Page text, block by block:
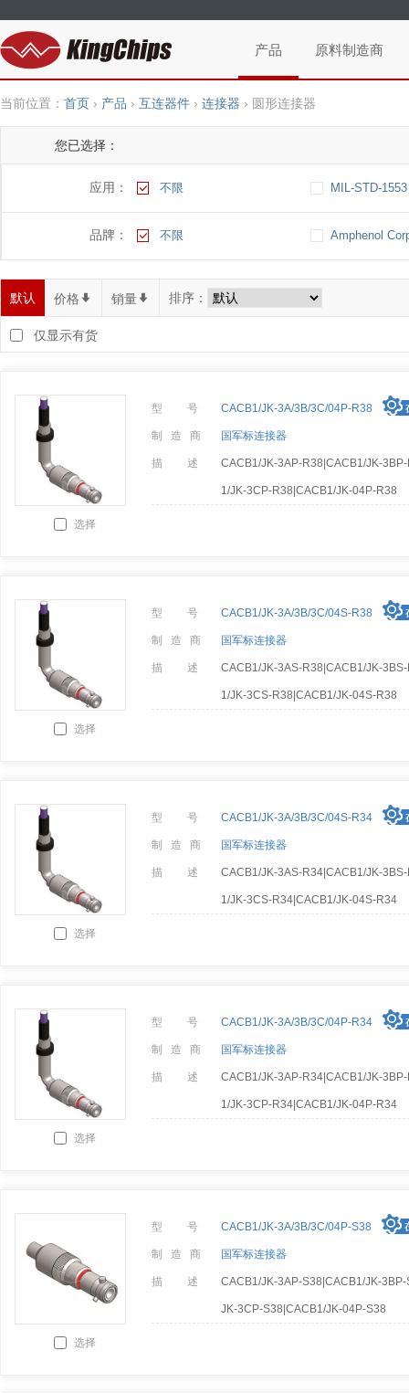
产品 原料制造商
当前位置： 首页 › 产品 › 互连器件 › 连接器 › 圆形连接器
您已选择：
应用： 不限 MIL-STD-1553
品牌： 不限 Amphenol
默认 价格 * 销量 * 排序：
仅显示有货
选择
型 号 CACB1/JK-3A/3B/3C/04P-R38
制 造 商 国军标连接器
描 述 CACB1/JK-3AP-R38|CACB1/JK-
1/JK-3CP-R38|CACB1/JK-04P-R38
选择
型 号 CACB1/JK-3A/3B/3C/04S-R38
制 造 商 国军标连接器
描 述 CACB1/JK-3AS-R38|CACB1/JK-
1/JK-3CS-R38|CACB1/JK-04S-R38
选择
型 号 CACB1/JK-3A/3B/3C/04S-R34
制 造 商 国军标连接器
描 述 CACB1/JK-3AS-R34|CACB1/JK-
1/JK-3CS-R34|CACB1/JK-04S-R34
选择
型 号 CACB1/JK-3A/3B/3C/04P-R34
制 造 商 国军标连接器
描 述 CACB1/JK-3AP-R34|CACB1/JK-
1/JK-3CP-R34|CACB1/JK-04P-R34
选择
型 号 CACB1/JK-3A/3B/3C/04P-S38
制 造 商 国军标连接器
描 述 CACB1/JK-3AP-S38|CACB1/JK-
JK-3CP-S38|CACB1/JK-04P-S38